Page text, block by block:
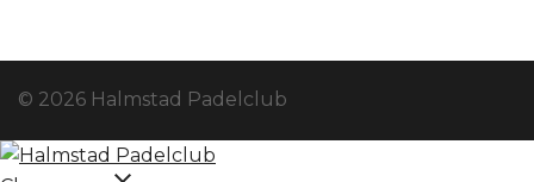
© 2026 Halmstad Padelclub